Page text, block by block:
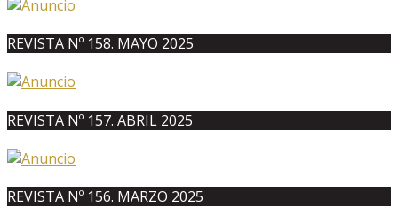
REVISTA Nº 158. MAYO 2025
REVISTA Nº 157. ABRIL 2025
REVISTA Nº 156. MARZO 2025